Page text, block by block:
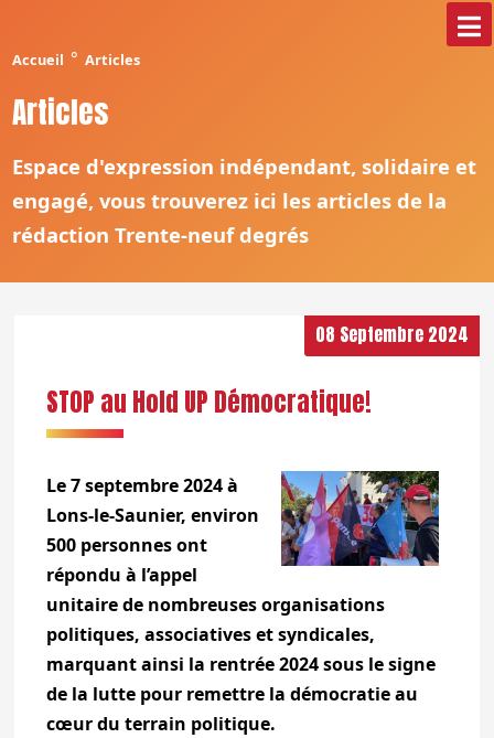
Accueil ° Articles
Articles
Espace d'expression indépendant, solidaire et
engagé, vous trouverez ici les articles de la
rédaction Trente-neuf degrés
08 Septembre 2024
STOP au Hold UP Démocratique!
Le 7 septembre 2024 à
Lons-le-Saunier, environ
500 personnes ont
répondu à l’appel
unitaire de nombreuses organisations
politiques, associatives et syndicales,
marquant ainsi la rentrée 2024 sous le signe
de la lutte pour remettre la démocratie au
cœur du terrain politique.